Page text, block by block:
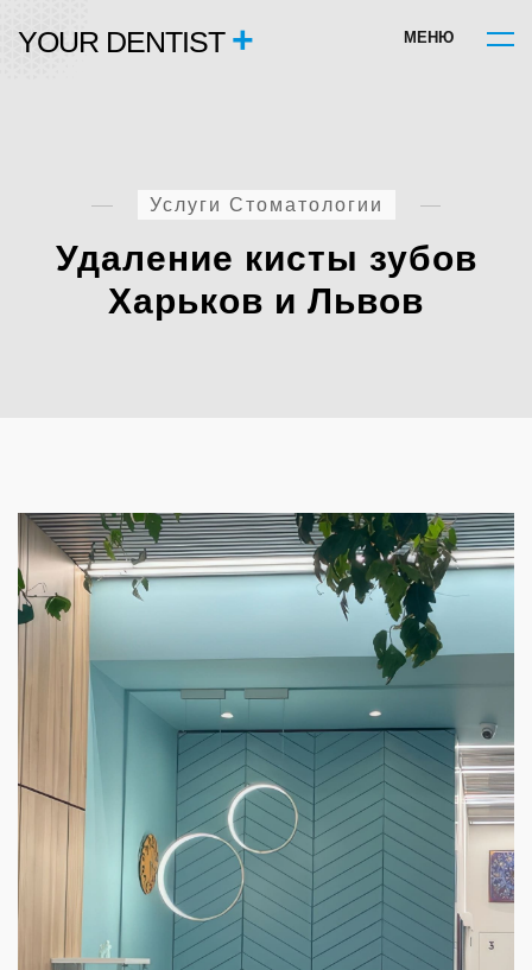
YOUR DENTIST + М ЕН Ю
Услуги Стоматологии
Удаление кисты зубов
Харьков и Львов